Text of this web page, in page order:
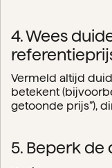
4. Wees
Vermeld altijd
betekent
getoonde prijs”),
5. Beperk de